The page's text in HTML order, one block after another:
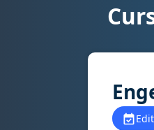
Curso para